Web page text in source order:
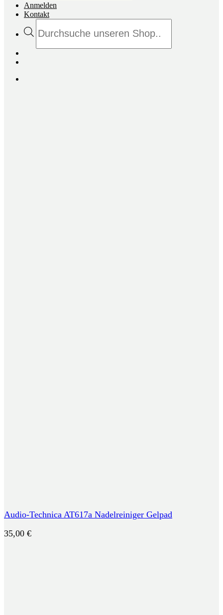
Anmelden
Kontakt
search
Audio-Technica AT617a Nadelreiniger Gelpad
35,00 €